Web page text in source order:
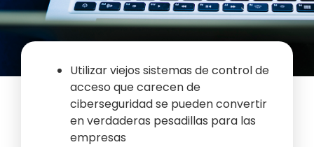
Utilizar viejos sistemas de control de
acceso que carecen de
ciberseguridad se pueden convertir
en verdaderas pesadillas para las
empresas